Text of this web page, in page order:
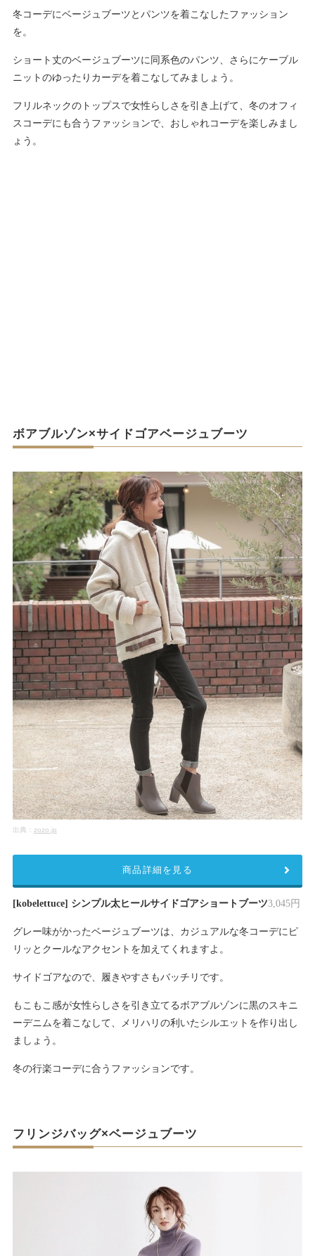
冬コーデにベージュブーツとパンツを着こなしたファッション
を。
ショート丈のベージュブーツに同系色のパンツ、さらにケーブル
ニットのゆったりカーデを着こなしてみましょう。
フリルネックのトップスで女性らしさを引き上げて、冬のオフィ
スコーデにも合うファッションで、おしゃれコーデを楽しみまし
ょう。
ボアブルゾン×サイドゴアベージュブーツ
出典： zozo.jp
[kobelettuce] シンプル太ヒールサイドゴアショートブーツ3,045円
グレー味がかったベージュブーツは、カジュアルな冬コーデにピ
リッとクールなアクセントを加えてくれますよ。
サイドゴアなので、履きやすさもバッチリです。
もこもこ感が女性らしさを引き立てるボアブルゾンに黒のスキニ
ーデニムを着こなして、メリハリの利いたシルエットを作り出し
ましょう。
冬の行楽コーデに合うファッションです。
商品詳細を見る
フリンジバッグ×ベージュブーツ